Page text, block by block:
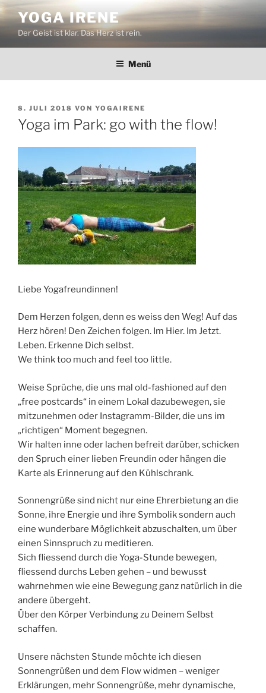
Zum
Inhalt
springen
YOGA IRENE
Der Geist ist klar. Das Herz ist rein.
Menü
VERÖFFENTLICHT
AM
8. JULI 2018 VON YOGAIRENE
Yoga im Park: go with the flow!
Liebe Yogafreundinnen!
Dem Herzen folgen, denn es weiss den Weg! Auf das
Herz hören! Den Zeichen folgen. Im Hier. Im Jetzt.
Leben. Erkenne Dich selbst.
We think too much and feel too little.
Weise Sprüche, die uns mal old-fashioned auf den
„free postcards“ in einem Lokal dazubewegen, sie
mitzunehmen oder Instagramm-Bilder, die uns im
„richtigen“ Moment begegnen.
Wir halten inne oder lachen befreit darüber, schicken
den Spruch einer lieben Freundin oder hängen die
Karte als Erinnerung auf den Kühlschrank.
Sonnengrüße sind nicht nur eine Ehrerbietung an die
Sonne, ihre Energie und ihre Symbolik sondern auch
eine wunderbare Möglichkeit abzuschalten, um über
einen Sinnspruch zu meditieren.
Sich fliessend durch die Yoga-Stunde bewegen,
fliessend durchs Leben gehen – und bewusst
wahrnehmen wie eine Bewegung ganz natürlich in die
andere übergeht.
Über den Körper Verbindung zu Deinem Selbst
schaffen.
Unsere nächsten Stunde möchte ich diesen
Sonnengrüßen und dem Flow widmen – weniger
Erklärungen, mehr Sonnengrüße, mehr dynamische,